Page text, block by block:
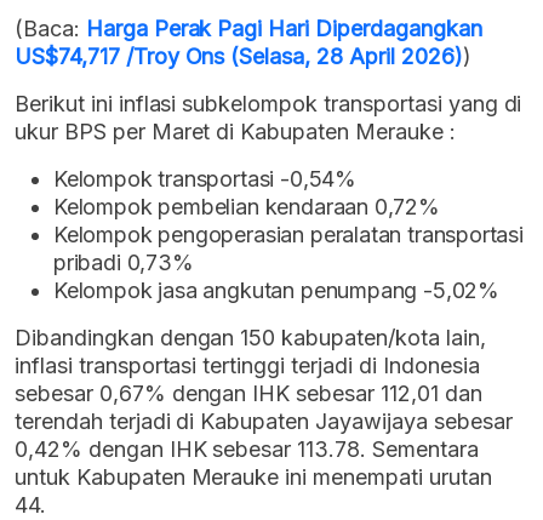
(Baca: Harga Perak Pagi Hari Diperdagangkan
US$74,717 /Troy Ons (Selasa, 28 April 2026))
Berikut ini inflasi subkelompok transportasi yang di
ukur BPS per Maret di Kabupaten Merauke :
Kelompok transportasi -0,54%
Kelompok pembelian kendaraan 0,72%
Kelompok pengoperasian peralatan transportasi
pribadi 0,73%
Kelompok jasa angkutan penumpang -5,02%
Dibandingkan dengan 150 kabupaten/kota lain,
inflasi transportasi tertinggi terjadi di Indonesia
sebesar 0,67% dengan IHK sebesar 112,01 dan
terendah terjadi di Kabupaten Jayawijaya sebesar
0,42% dengan IHK sebesar 113.78. Sementara
untuk Kabupaten Merauke ini menempati urutan
44.